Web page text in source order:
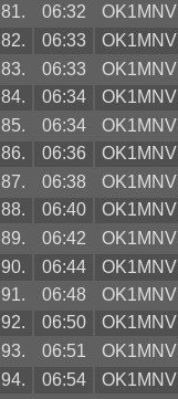
81.
06:32 OK1MNV
82.
06:33 OK1MNV
83.
06:33 OK1MNV
84.
06:34 OK1MNV
85.
06:34 OK1MNV
86.
06:36 OK1MNV
87.
06:38 OK1MNV
88.
06:40 OK1MNV
89.
06:42 OK1MNV
90.
06:44 OK1MNV
91.
06:48 OK1MNV
92.
06:50 OK1MNV
93.
06:51 OK1MNV
94.
06:54 OK1MNV